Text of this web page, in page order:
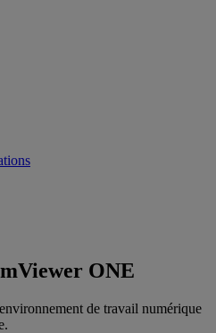
ONE
de travail numérique